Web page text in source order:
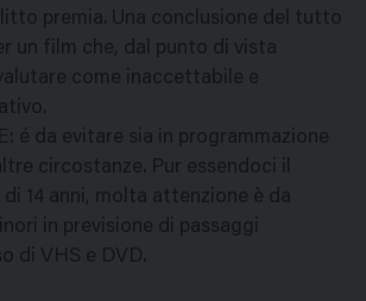
premia. Una conclusione del tutto
un film che, dal punto di vista
come inaccettabile e
é da evitare sia in programmazione
circostanze. Pur essendoci il
14 anni, molta attenzione è da
in previsione di passaggi
di VHS e DVD.